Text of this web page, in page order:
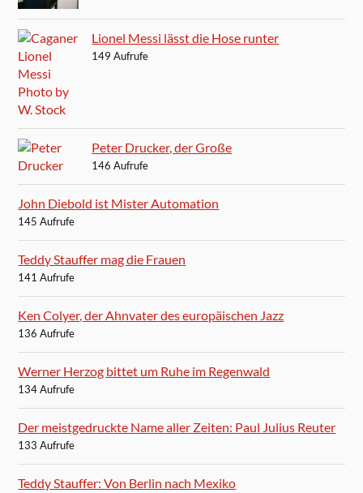
Lionel Messi lässt die Hose runter
149 Aufrufe
Peter Drucker, der Große
146 Aufrufe
John Diebold ist Mister Automation
145 Aufrufe
Teddy Stauffer mag die Frauen
141 Aufrufe
Ken Colyer, der Ahnvater des europäischen Jazz
136 Aufrufe
Werner Herzog bittet um Ruhe im Regenwald
134 Aufrufe
Der meistgedruckte Name aller Zeiten: Paul Julius Reuter
133 Aufrufe
Teddy Stauffer: Von Berlin nach Mexiko